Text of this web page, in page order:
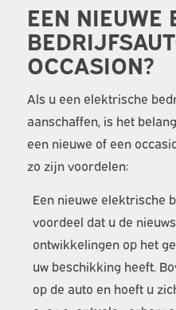
EEN NIEUWE
OCCASION?
Als u een elektrische
aanschaffen, is het
een nieuwe of een
zo zijn voordelen:
Een nieuwe elektrische
voordeel dat u de
ontwikkelingen op het
uw beschikking heeft.
op de auto en hoeft u